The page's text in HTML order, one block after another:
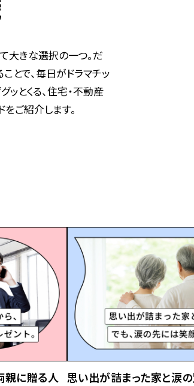
大きな選択の一つ。だ
とで、毎日がドラマチッ
ッとくる、住宅・不動産
ご紹介します。
親に贈る人 思い出が詰まった家と涙の